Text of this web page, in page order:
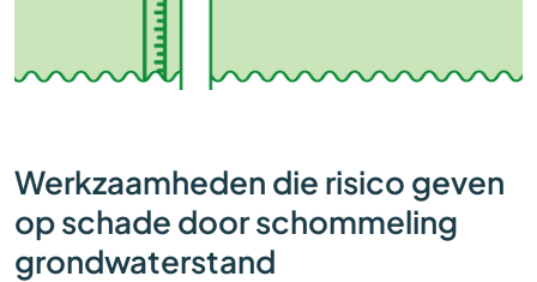
Werkzaamheden die risico geven
op schade door schommeling
grondwaterstand